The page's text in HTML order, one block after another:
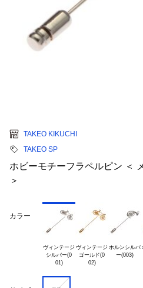
TAKEO KIKUCHI
TAKEO SP
ホビーモチーフラペルピン ＜
＞
カラー
ヴィンテージ
シルバー(0
01)
ヴィンテージ
ゴールド(0
02)
ホルンシルバ